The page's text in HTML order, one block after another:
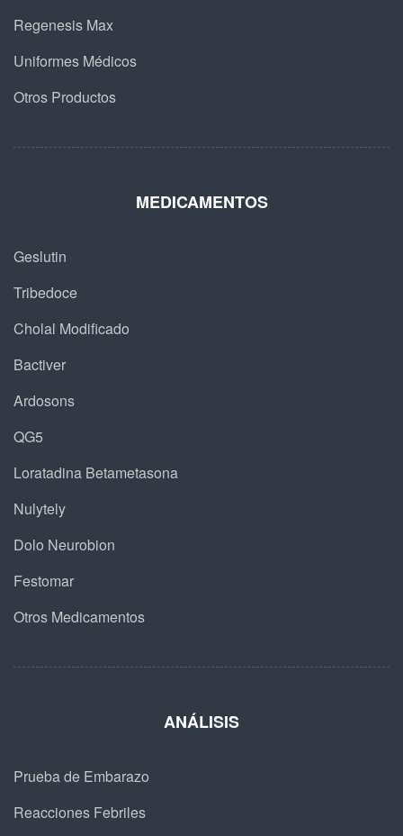
Regenesis Max
Uniformes Médicos
Otros Productos
MEDICAMENTOS
Geslutin
Tribedoce
Cholal Modificado
Bactiver
Ardosons
QG5
Loratadina Betametasona
Nulytely
Dolo Neurobion
Festomar
Otros Medicamentos
ANÁLISIS
Prueba de Embarazo
Reacciones Febriles